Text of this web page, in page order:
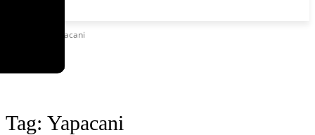
Yapacani
Tag: Yapacani